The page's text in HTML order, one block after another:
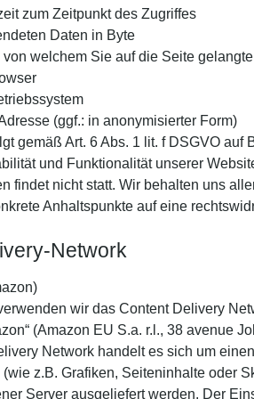
zum Zeitpunkt des Zugriffes
Daten in Byte
welchem Sie auf die Seite
(ggf.: in anonymisierter Form)
gemäß Art. 6 Abs. 1 lit. f DSGVO
und Funktionalität unserer
findet nicht statt. Wir behalten uns
Anhaltspunkte auf eine
Network
wir das Content Delivery
(Amazon EU S.a. r.l., 38 avenue
Network handelt es sich um
z.B. Grafiken, Seiteninhalte oder
Server ausgeliefert werden. Der